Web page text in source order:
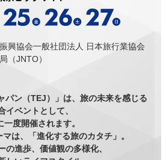
興協会一般社団法人 日本旅行業協会
（JNTO）
パン（TEJ）」は、旅の未来を感じる
イベントとして、
一度開催されます。
は、「進化する旅のカタチ」。
の進歩、価値観の多様化、